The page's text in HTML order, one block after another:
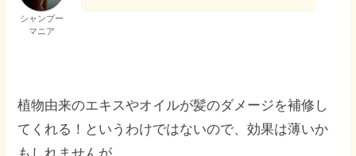
シャンプー
マニア
植物由来のエキスやオイルが髪のダメージを補修し
てくれる！というわけではないので、効果は薄いか
もしれませんが…